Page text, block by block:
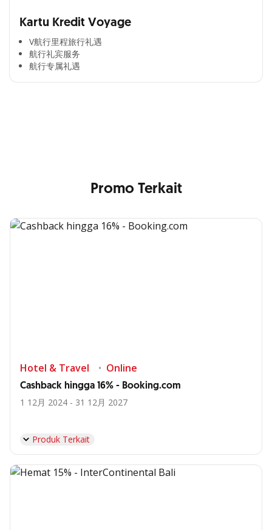
Kartu Kredit Voyage
V航行里程旅行礼遇
航行礼宾服务
航行专属礼遇
Cross Selling Banner Global
Promo Terkait
Hotel & Travel Online
Cashback hingga 16% - Booking.com
1 12月 2024 - 31 12月 2027
Produk Terkait